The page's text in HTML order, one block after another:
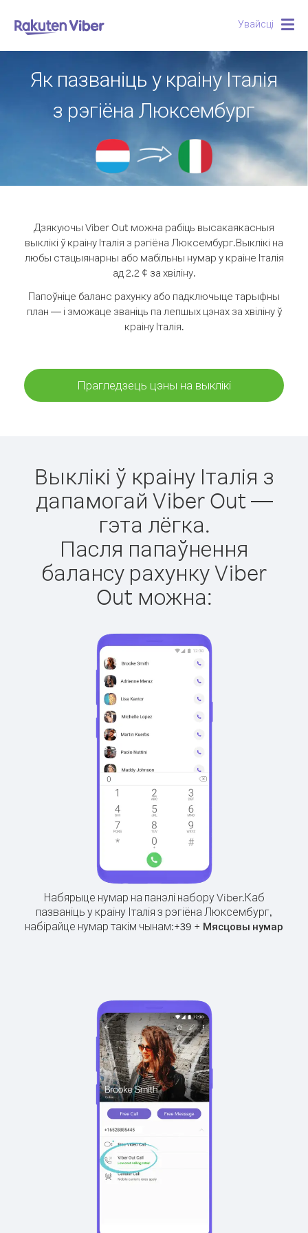
Увайсці
Як пазваніць у краіну Італія
з рэгіёна Люксембург
Дзякуючы Viber Out можна рабіць высакаякасныя
выклікі ў краіну Італія з рэгіёна Люксембург.Выклікі на
любы стацыянарны або мабільны нумар у краіне Італія
ад 2.2 ¢ за хвіліну.
Папоўніце баланс рахунку або падключыце тарыфны
план — і зможаце званіць па лепшых цэнах за хвіліну ў
краіну Італія.
Прагледзець цэны на выклікі
Выклікі ў краіну Італія з
дапамогай Viber Out —
гэта лёгка.
Пасля папаўнення
балансу рахунку Viber
Out можна:
Набярыце нумар на панэлі набору Viber.Каб
пазваніць у краіну Італія з рэгіёна Люксембург,
набірайце нумар такім чынам:+39 + Мясцовы нумар